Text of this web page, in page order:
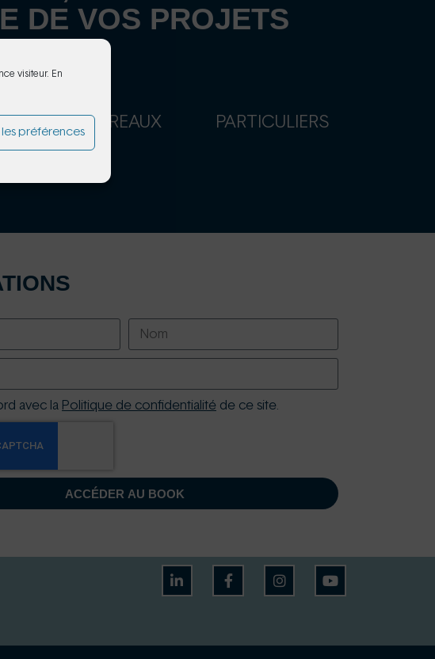
visiteur. En
les préférences
DE VOS PROJETS
BUREAUX PARTICULIERS
avec la Politique de confidentialité de ce site.
ACCÉDER AU BOOK